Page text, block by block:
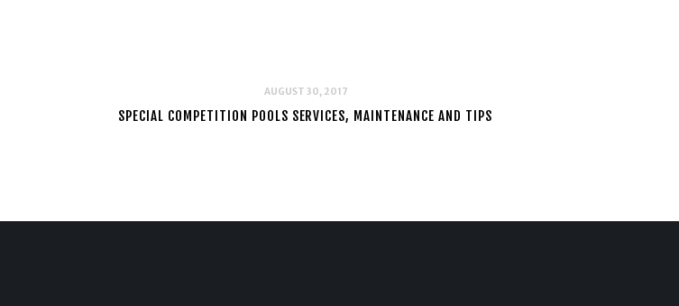
AUGUST 30, 2017
SPECIAL COMPETITION POOLS SERVICES, MAINTENANCE AND TIPS